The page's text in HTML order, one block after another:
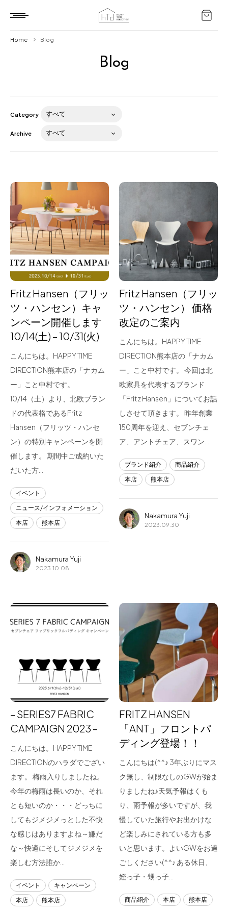
About us
for Business
Recruit
Contact
フラッグシップストア
0965-52-0323
熊本店
096-274-8175
Arv
0965-45-9282
Blog
Home Blog
Category
Archive
Fritz Hansen（フリッ
ツ・ハンセン）キャ
ンペーン開催します
10/14(土) – 10/31(火)
こんにちは。HAPPY TIME
DIRECTION熊本店の「ナカム
ー」こと中村です。
10/14（土）より、北欧ブラン
ドの代表格であるFritz
Hansen（フリッツ・ハンセ
ン）の特別キャンペーンを開
催します。 期間中ご成約いた
だいた方…
イベント
ニュース/インフォメーション
本店
熊本店
Nakamura Yuji
2023.10.08
Fritz Hansen（フリッ
ツ・ハンセン） 価格
改定のご案内
こんにちは。HAPPY TIME
DIRECTION熊本店の「ナカム
ー」こと中村です。 今回は北
欧家具を代表するブランド
「Fritz Hansen」についてお話
しさせて頂きます。 昨年創業
150周年を迎え、セブンチェ
ア、アントチェア、スワン…
ブランド紹介
商品紹介
本店
熊本店
Nakamura Yuji
2023.09.30
– SERIES7 FABRIC
CAMPAIGN 2023 –
こんにちは。HAPPY TIME
DIRECTIONのハラダでござい
ます。 梅雨入りしましたね。
今年の梅雨は長いのか、それ
とも短いのか・・・どっちに
してもジメジメっとした不快
な感じはありますよね～嫌だ
な～快適にそしてジメジメを
楽しむ方法誰か…
イベント
キャンペーン
本店
熊本店
FRITZ HANSEN
「ANT」フロントパ
ディング登場！！
こんにちは(^^♪ 3年ぶりにマス
ク無し、制限なしのGWが始ま
りましたね♪天気予報はくも
り、雨予報が多いですが、我
慢していた旅行やお出かけな
ど楽しみにされている方も多
いと思います。よいGWをお過
ごしください(^^♪ ある休日、
姪っ子・甥っ子…
商品紹介 本店 熊本店